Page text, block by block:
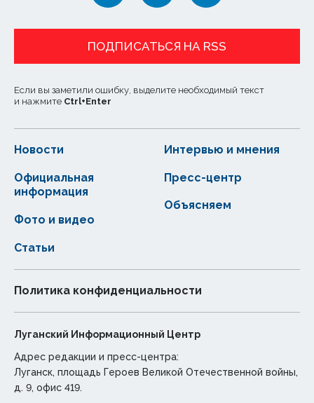
ПОДПИСАТЬСЯ НА RSS
Если вы заметили ошибку, выделите необходимый текст
и нажмите Ctrl+Enter
Новости
Статьи
Официальная
информация
Интервью и мнения
Фото и видео
Пресс-центр
Объясняем
Политика конфиденциальности
Луганский Информационный Центр
Адрес редакции и пресс-центра:
Луганск, площадь Героев Великой Отечественной войны,
д. 9, офис 419.